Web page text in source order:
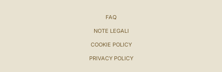
FAQ
NOTE LEGALI
COOKIE POLICY
PRIVACY POLICY